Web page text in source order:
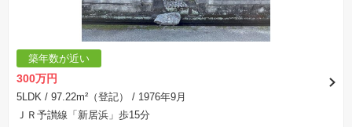
築年数が近い
300万円
5LDK / 97.22m²（登記）
/ 1976年9月
ＪＲ予讃線「新居浜」歩15分